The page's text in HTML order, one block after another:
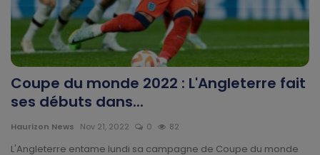
Blagues
Religion
Gallery
LifeStyle
Coupe du monde 2022 : L'Angleterre fait
ses débuts dans...
Haurizon News Nov 21, 2022 0 82
L'Angleterre entame lundi sa campagne de Coupe du monde